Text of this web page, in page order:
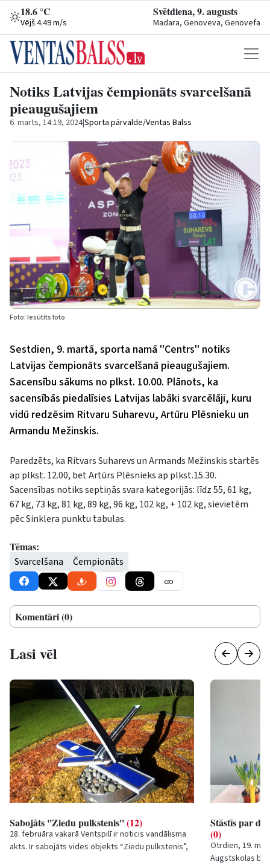
18.6 °C
Vējš 4.49 m/s
Svētdiena, 9. augusts
Madara, Genoveva, Genovefa
Notiks Latvijas čempionāts svarcelšanā
pieaugušajiem
6. marts, 14:19, 2024|Sporta pārvalde/Ventas Balss
Foto: Iesūtīts foto
Sestdien, 9. martā, sporta namā ''Centrs'' notiks
Latvijas čempionāts svarcelšanā pieaugušajiem.
Sacensību sākums no plkst. 10.00. Plānots, ka
sacensībās piedalīsies Latvijas labāki svarcēlāji, kuru
vidū redzēsim Ritvaru Suharevu, Artūru Plēsnieku un
Armandu Mežinskis.
Paredzēts, ka Ritvars Suharevs un Armands Mežinskis startēs
ap plkst. 12.00, bet Artūrs Plēsnieks ap plkst.15.30.
Sacensības notiks septiņās svara kategorijās: līdz 55, 61 kg,
67 kg, 73 kg, 81 kg, 89 kg, 96 kg, 102 kg, + 102 kg, sievietēm
pēc Sinklera punktu tabulas.
Tēmas:
Svarcelšana Čempionāts
Komentāri (0)
Lasi vēl
Sabojāts ''Ziedu pulkstenis''(12)
28. februāra vakarā Ventspilī ir noticis vandālisma
akts. Ir sabojāts vides objekts “Ziedu pulkstenis”,
Stāstīs par
(0)
Otrdien, 19.
Augstskolas